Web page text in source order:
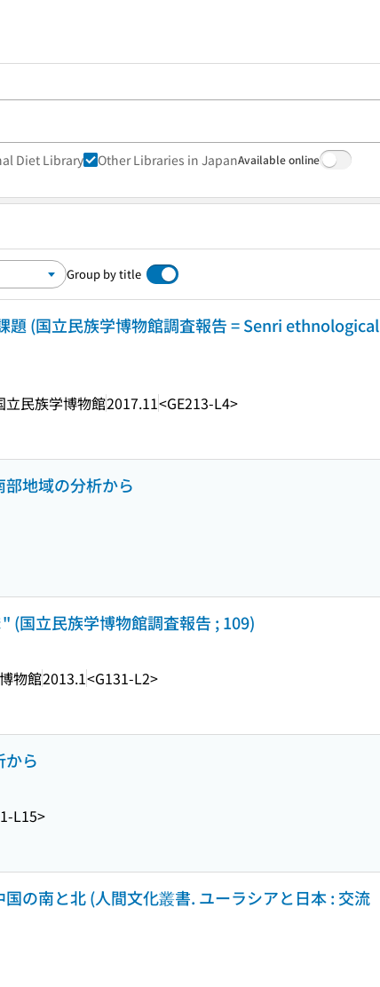
Diet Library Other Libraries in JapanAvailable online
Group by title
題 (国立民族学博物館調査報告 = Senri ethnological
立民族学博物館2017.11<GE213-L4>
地域の分析から
(国立民族学博物館調査報告 ; 109)
物館2013.1<G131-L2>
から
L15>
の南と北 (人間文化叢書. ユーラシアと日本 : 交流